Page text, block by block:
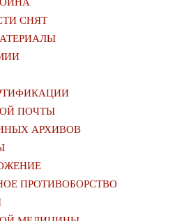
СНЯТ
ПОЧТЫ
АРХИВОВ
ПРОТИВОБОРСТВО